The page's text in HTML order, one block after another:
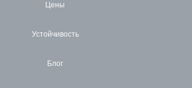
Цены
Устойчивость
Блог